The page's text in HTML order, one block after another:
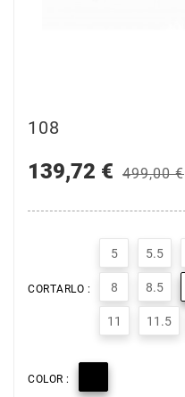
108
139,72 € 499,00 €
CORTARLO :
5 5.5
8 8.5
11 11.5
COLOR :